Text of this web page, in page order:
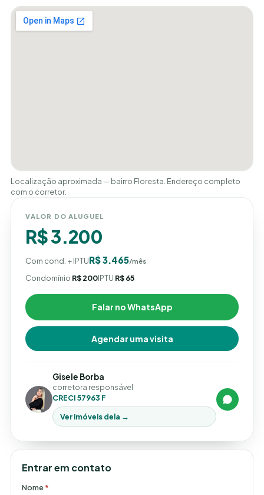
Localização aproximada — bairro Floresta. Endereço completo
com o corretor.
VALOR DO ALUGUEL
R$ 3.200
Com cond. + IPTUR$ 3.465/mês
Condomínio R$ 200IPTU R$ 65
Falar no WhatsApp
Agendar uma visita
Gisele Borba
corretora responsável
CRECI 57963 F
Ver imóveis dela →
Entrar em contato
Nome*